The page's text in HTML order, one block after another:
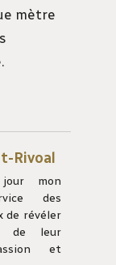
mètre
Rivoal
mon
des
de révéler
de leur
et